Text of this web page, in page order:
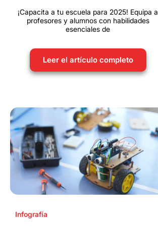
¡Capacita a tu escuela para 2025! Equipa a
profesores y alumnos con habilidades
esenciales de
Leer el artículo completo
Infografía